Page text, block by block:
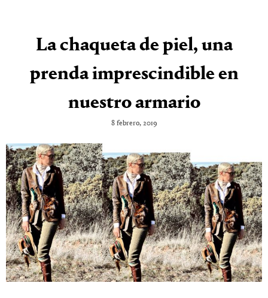
La chaqueta de piel, una
prenda imprescindible en
nuestro armario
8 febrero, 2019